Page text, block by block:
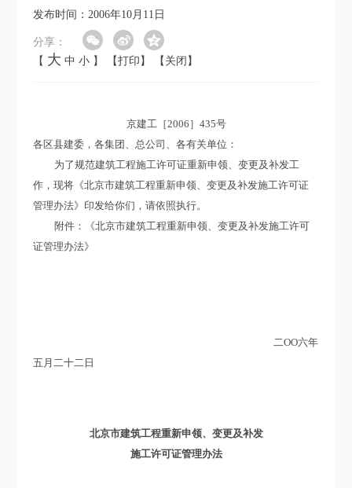
发布时间：2006年10月11日
分享：
【 大 中 小 】 【打印】 【关闭】
京建工［2006］435号
各区县建委，各集团、总公司、各有关单位：
为了规范建筑工程施工许可证重新申领、变更及补发工
作，现将《北京市建筑工程重新申领、变更及补发施工许可证
管理办法》印发给你们，请依照执行。
附件：《北京市建筑工程重新申领、变更及补发施工许可
证管理办法》
二OO六年
五月二十二日
北京市建筑工程重新申领、变更及补发
施工许可证管理办法